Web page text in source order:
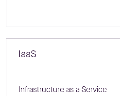
IaaS
Infrastructure as a Service